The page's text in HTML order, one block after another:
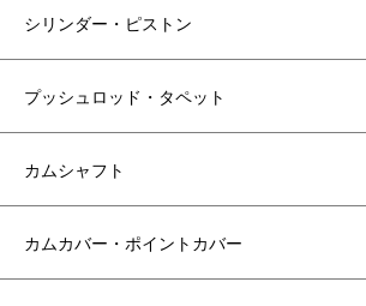
シリンダー・ピストン
プッシュロッド・タペット
カムシャフト
カムカバー・ポイントカバー